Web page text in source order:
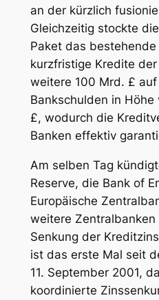
an der kürzlich
Gleichzeitig stockte
Paket das
kurzfristige Kredite
weitere 100 Mrd. £
Bankschulden in
£, wodurch die
Banken effektiv
Am selben Tag
Reserve, die Bank of
Europäische
weitere Zentralbanken
Senkung der
ist das erste Mal seit
11. September 2001,
koordinierte